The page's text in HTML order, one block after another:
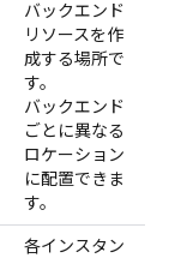
バックエンド
リソースを作
成する場所で
す。
バックエンド
ごとに異なる
ロケーション
に配置できま
す。
各インスタン